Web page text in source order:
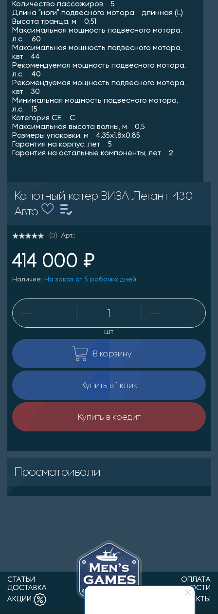
Количество пассажиров 5
Длина "ноги" подвесного мотора длинная (L)
Высота транца, м 0,51
Максимальная мощность подвесного мотора,
л.с. 60
Максимальная мощность подвесного мотора,
квт 44
Рекомендуемая мощность подвесного мотора,
л.с. 40
Рекомендуемая мощность подвесного мотора,
квт 30
Минимальная мощность подвесного мотора,
л.с. 15
Категория CE C
Максимальная высота волны, м 0,5
Размеры упаковки, м 4.35x1.8x0.85
Гарантия на корпус, лет 5
Гарантия на остальные компоненты, лет 2
Капотный катер ВИЗА Легант-430
Авто
(0) Арт.:
414 000 ₽
Наличие: На заказ от 5 рабочих дней
шт
В корзину
Купить в 1 клик
Купить в кредит
Просматривали
СТАТЬИ
ОПЛАТА
ДОСТАВКА
НОВОСТИ
АКЦИИ
КОНТАКТЫ